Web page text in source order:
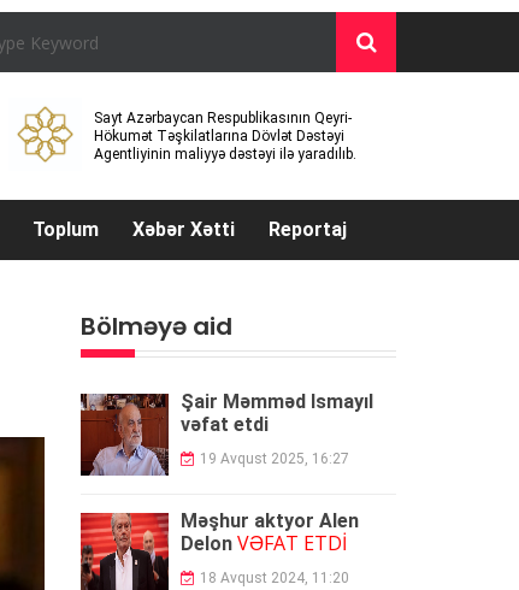
Sayt Azərbaycan Respublikasının Qeyri-
Hökumət Təşkilatlarına Dövlət Dəstəyi
Agentliyinin maliyyə dəstəyi ilə yaradılıb.
Toplum Xəbər Xətti Reportaj
Bölməyə aid
Şair Məmməd İsmayıl
vəfat etdi
19 Avqust 2025, 16:27
Məşhur aktyor Alen
Delon VƏFAT ETDİ
18 Avqust 2024, 11:20